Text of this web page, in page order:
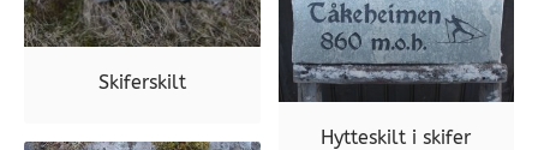
Skiferskilt
Hytteskilt i skifer